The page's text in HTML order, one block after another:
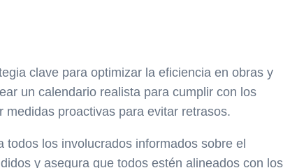
clave para optimizar la eficiencia en obras y
un calendario realista para cumplir con los
proactivas para evitar retrasos.
los involucrados informados sobre el
y asegura que todos estén alineados con los